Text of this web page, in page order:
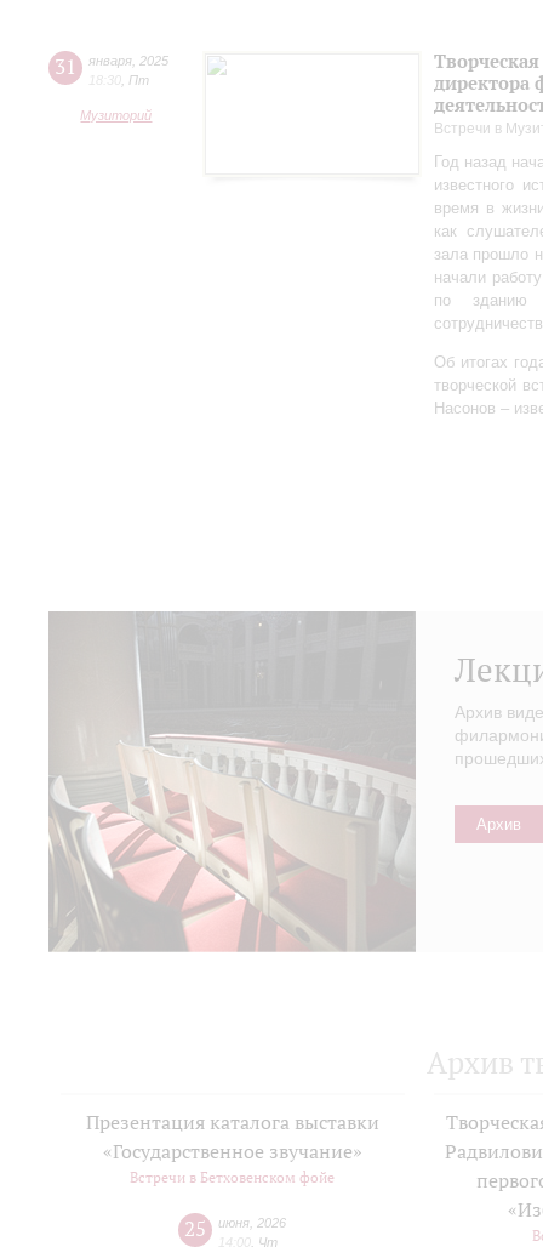
31 января 2025
18:30 Пт
Музиторий
директора
Встречи в
Год назад
известного
время в
как
зала прошло
начали
по зданию
Об итогах
творческой
Насонов –
Архив
Архив
Архив
Презентация каталога выставки
«Государственное звучание»
Встречи в Бетховенском фойе
25 июня 2026
14:00 Чт